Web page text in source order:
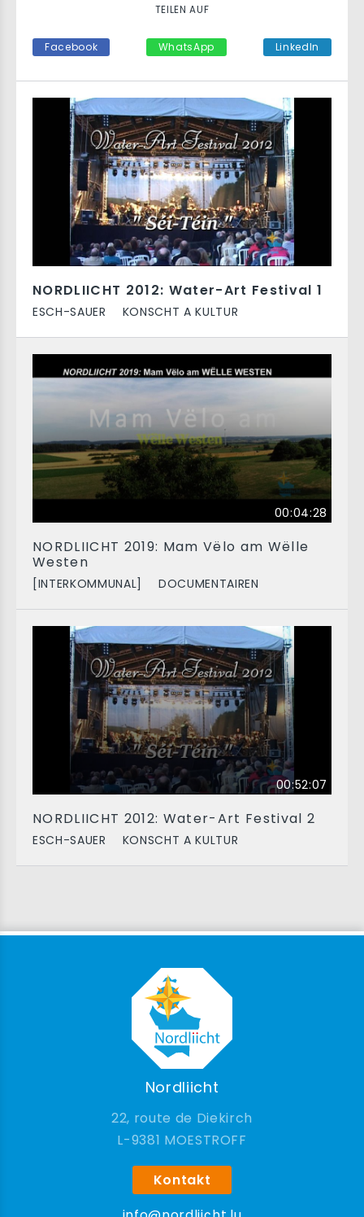
NORDLIICHT 2012: Water-Art Festival 1
ESCH-SAUER KONSCHT A KULTUR
00:04:28
NORDLIICHT 2019: Mam Vëlo am Wëlle
Westen
[INTERKOMMUNAL] DOCUMENTAIREN
00:52:07
NORDLIICHT 2012: Water-Art Festival 2
ESCH-SAUER KONSCHT A KULTUR
TEILEN AUF
Facebook WhatsApp LinkedIn
Nordliicht
22, route de Diekirch
9381 MOESTROFF
Kontakt